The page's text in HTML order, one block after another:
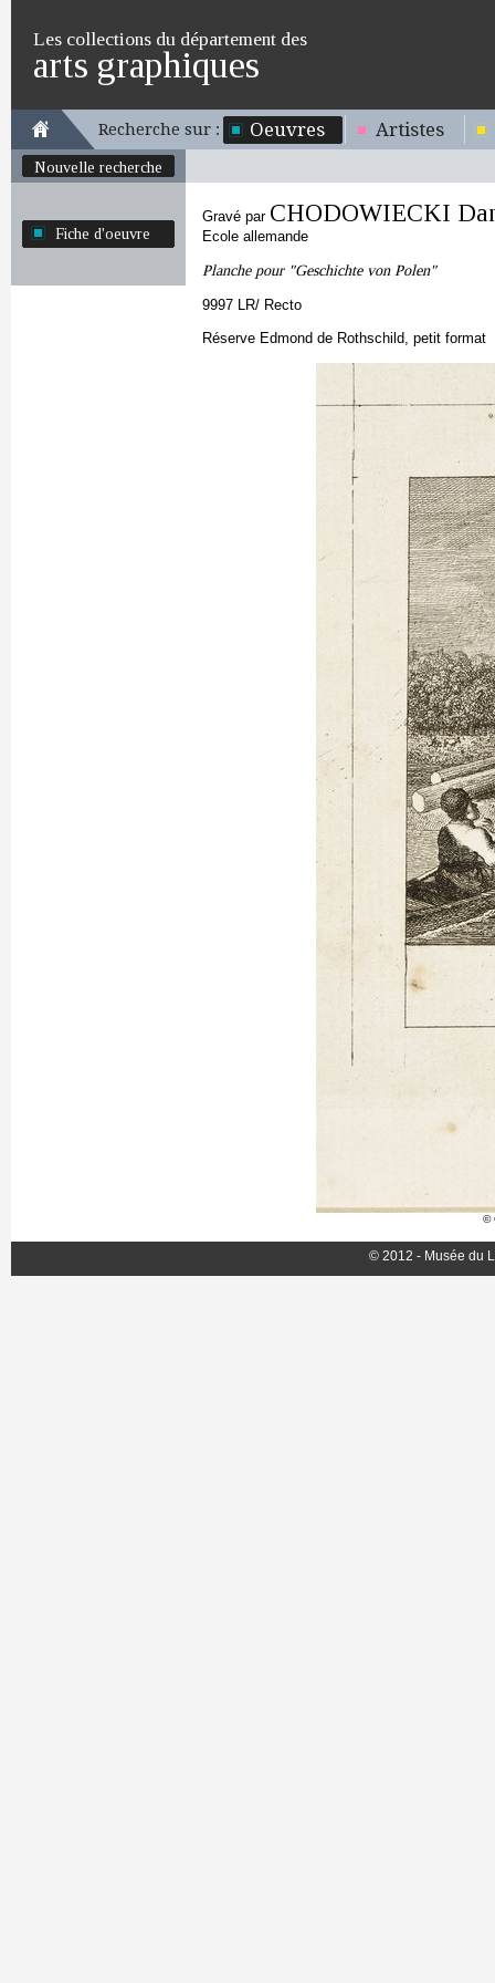
Les collections du département des
arts graphiques
Recherche sur : Oeuvres Artistes
Nouvelle recherche
Fiche d'oeuvre
Gravé par CHODOWIECKI
Ecole allemande
Planche pour "Geschichte von Polen"
9997 LR/ Recto
Réserve Edmond de Rothschild, petit format
©
© 2012 - Musée du